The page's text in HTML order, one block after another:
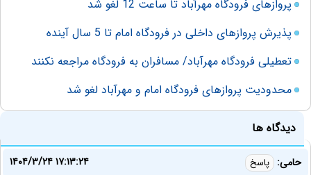
پروازهای فرودگاه مهرآباد تا ساعت 12 لغو شد
پذیرش پروازهای داخلی در فرودگاه امام تا 5 سال آینده
تعطیلی فرودگاه مهرآباد/ مسافران به فرودگاه مراجعه نکنند
محدودیت پروازهای فرودگاه امام و مهرآباد لغو شد
دیدگاه ها
حامی: پاسخ
۱۴۰۴/۳/۲۴ ۱۷:۱۳:۲۴